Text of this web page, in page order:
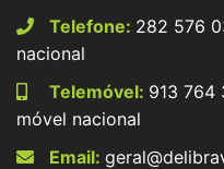
Telefone: 282 576
nacional
Telemóvel: 913 764
móvel nacional
Email: